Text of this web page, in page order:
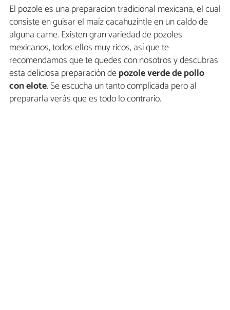
El pozole es una preparacion tradicional mexicana, el cual
consiste en guisar el maíz cacahuzintle en un caldo de
alguna carne. Existen gran variedad de pozoles
mexicanos, todos ellos muy ricos, así que te
recomendamos que te quedes con nosotros y descubras
esta deliciosa preparación depozole verde de pollo
con elote. Se escucha un tanto complicada pero al
prepararla verás que es todo lo contrario.